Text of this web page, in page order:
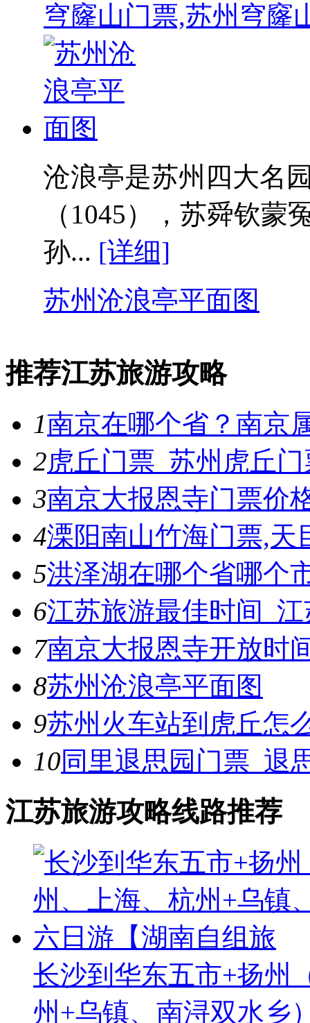
穹窿山门票,苏州穹窿
沧浪亭是苏州四大名
（1045），苏舜钦
孙... [详细]
苏州沧浪亭平面图
推荐江苏旅游攻略
1南京在哪个省？南京
2虎丘门票_苏州虎丘
3南京大报恩寺门票价
4溧阳南山竹海门票,天
5洪泽湖在哪个省哪个
6江苏旅游最佳时间_
7南京大报恩寺开放时
8苏州沧浪亭平面图
9苏州火车站到虎丘怎
10同里退思园门票_退
江苏旅游攻略线路推荐
长沙到华东五市+扬州
州+乌镇、南浔双水乡